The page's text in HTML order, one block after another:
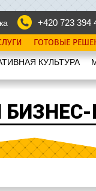
+420 723 394
ГОТОВЫЕ
КУЛЬТУРА